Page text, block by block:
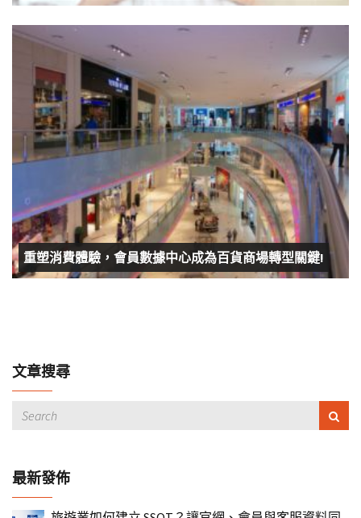
重塑消費體驗，會員數據中心成為百貨商場轉型關鍵!
文章搜尋
最新發佈